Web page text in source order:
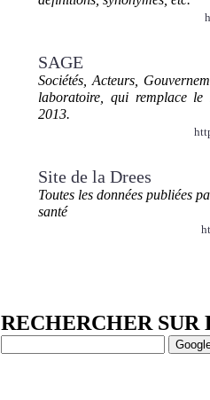
SAGE
Sociétés, Acteurs,
laboratoire, qui remplace
2013.
Site de la Drees
Toutes les données publiées
santé
RECHERCHER SUR